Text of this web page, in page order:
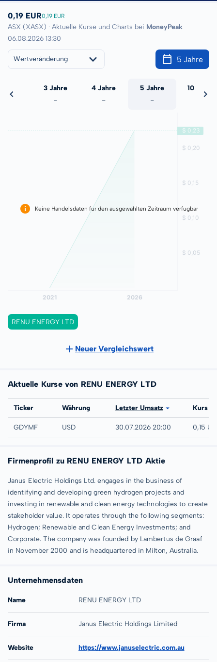
0,19 EUR0,19 EUR
ASX (XASX) · Aktuelle Kurse und Charts bei MoneyPeak
06.08.2026 13:30
Wertveränderung 5 Jahre
3 Jahre
-
4 Jahre
-
5 Jahre
-
10 Jahre
Keine Handelsdaten für den ausgewählten Zeitraum verfügbar
RENU ENERGY LTD
Neuer Vergleichswert
Aktuelle Kurse von RENU ENERGY LTD
Börse
Ticker Währung Letzter Umsatz Kurs
UTC
GDYMF USD 30.07.2026 20:00 0,15
Firmenprofil zu RENU ENERGY LTD Aktie
Janus Electric Holdings Ltd. engages in the business of
identifying and developing green hydrogen projects and
investing in renewable and clean energy technologies to create
stakeholder value. It operates through the following segments:
Hydrogen; Renewable and Clean Energy Investments; and
Corporate. The company was founded by Lambertus de Graaf
in November 2000 and is headquartered in Milton, Australia.
Unternehmensdaten
Name RENU ENERGY LTD
Firma Janus Electric Holdings Limited
Website https://www.januselectric.com.au